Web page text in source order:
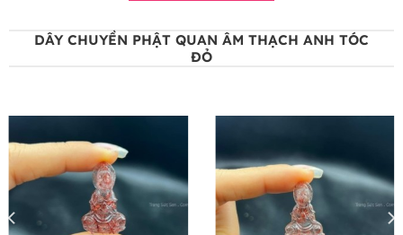
DÂY CHUYỀN PHẬT QUAN ÂM THẠCH ANH TÓC
ĐỎ